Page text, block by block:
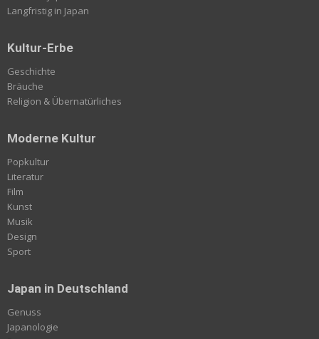
Langfristig in Japan
Kultur-Erbe
Geschichte
Bräuche
Religion & Übernatürliches
Moderne Kultur
Popkultur
Literatur
Film
Kunst
Musik
Design
Sport
Japan in Deutschland
Genuss
Japanologie